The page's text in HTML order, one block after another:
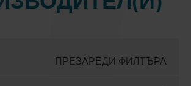
ПРЕЗАРЕДИ ФИЛТЪРА